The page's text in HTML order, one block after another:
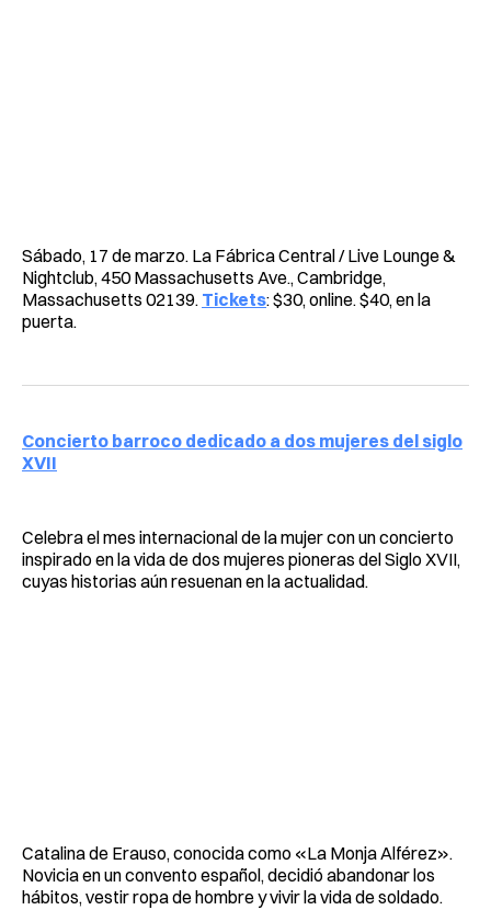
Sábado, 17 de marzo. La Fábrica Central / Live Lounge &
Nightclub, 450 Massachusetts Ave., Cambridge,
Massachusetts 02139. Tickets: $30, online. $40, en la
puerta.
Concierto barroco dedicado a dos mujeres del siglo
XVII
Celebra el mes internacional de la mujer con un concierto
inspirado en la vida de dos mujeres pioneras del Siglo XVII,
cuyas historias aún resuenan en la actualidad.
Catalina de Erauso, conocida como «La Monja Alférez».
Novicia en un convento español, decidió abandonar los
hábitos, vestir ropa de hombre y vivir la vida de soldado.